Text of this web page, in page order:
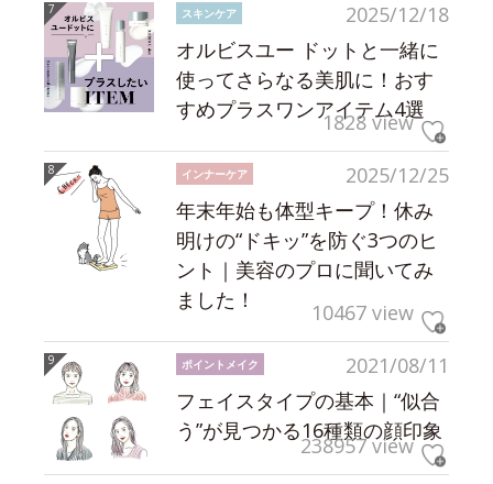
2025/12/18
スキンケア
オルビスユー ドットと一緒に
使ってさらなる美肌に！おす
すめプラスワンアイテム4選
1828 view
2025/12/25
インナーケア
年末年始も体型キープ！休み
明けの“ドキッ”を防ぐ3つのヒ
ント｜美容のプロに聞いてみ
ました！
10467 view
2021/08/11
ポイントメイク
フェイスタイプの基本｜“似合
う”が見つかる16種類の顔印象
238957 view